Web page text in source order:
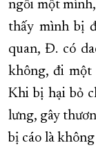
ngồi một
thấy mình bị
quan, Đ. có
không, đi một
Khi bị hại bỏ
lưng, gây
bị cáo là